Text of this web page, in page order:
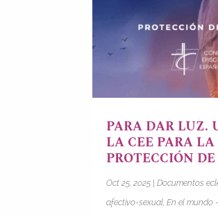
PARA DAR LUZ.
LA CEE PARA LA
PROTECCIÓN
Oct 25, 2025 |Documentos
afectivo-sexual ,En el mundo